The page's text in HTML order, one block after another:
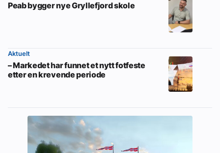
Peab bygger nye Gryllefjord skole
Aktuelt
– Markedet har funnet et nytt fotfeste
etter en krevende periode